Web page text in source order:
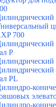
700
Р
РL